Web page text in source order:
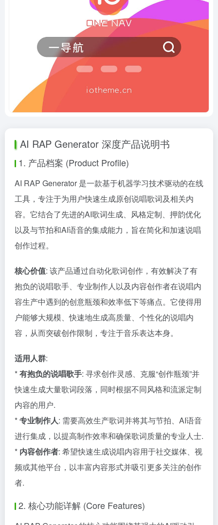
AI RAP Generator 深度产品说明书
1. 产品档案 (Product Profile)
AI RAP Generator 是一款基于机器学习技术驱动的在线
工具，专注于为用户快速生成原创说唱歌词及相关内
容。它结合了先进的AI歌词生成、风格定制、押韵优化
以及与节拍和AI语音的集成能力，旨在简化和加速说唱
创作过程。
核心价值: 该产品通过自动化歌词创作，有效解决了有
抱负的说唱歌手、专业制作人以及内容创作者在说唱内
容生产中遇到的创意瓶颈和效率低下等痛点。它使得用
户能够大规模、快速地生成高质量、个性化的说唱内
容，从而突破创作限制，专注于音乐表达本身。
适用人群:
*有抱负的说唱歌手: 寻求创作灵感、克服“创作瓶颈”并
快速生成大量歌词段落，同时根据不同风格和流派定制
内容的用户.
*专业制作人: 需要高效生产歌词并将其与节拍、AI语音
进行集成，以提高制作效率和确保歌词质量的专业人士.
* 内容创作者: 希望快速生成说唱内容用于社交媒体、视
频或其他平台，以丰富内容形式并吸引更多关注的创作
者.
2. 核心功能详解 (Core Features)